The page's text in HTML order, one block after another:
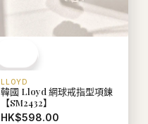
LLOYD
韓國 Lloyd 網球戒指型項鍊
【SM2432】
HK$598.00